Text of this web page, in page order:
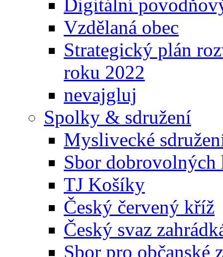
Digitální
Vzdělaná obec
Strategický plán
roku 2022
nevajgluj
Spolky & sdružení
Myslivecké
Sbor dobrovolných
TJ Košíky
Český červený kříž
Český svaz
Sbor pro občanské